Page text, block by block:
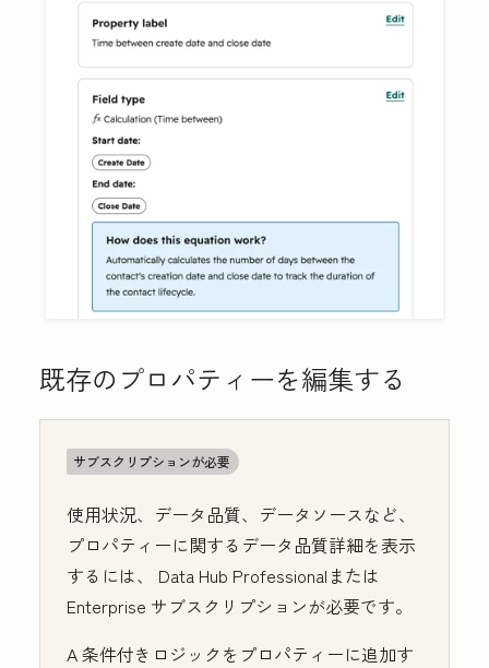
既存のプロパティーを編集する
サブスクリプションが必要
使用状況、データ品質、データソースなど、
プロパティーに関するデータ品質詳細を表示
するには、 Data Hub Professional または
Enterprise サブスクリプションが必要です。
A条件付きロジックをプロパティーに追加す